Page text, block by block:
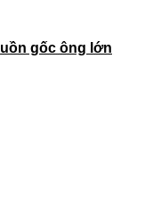
gốc ông lớn